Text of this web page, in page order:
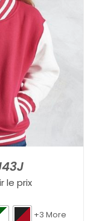
le prix
+3 More